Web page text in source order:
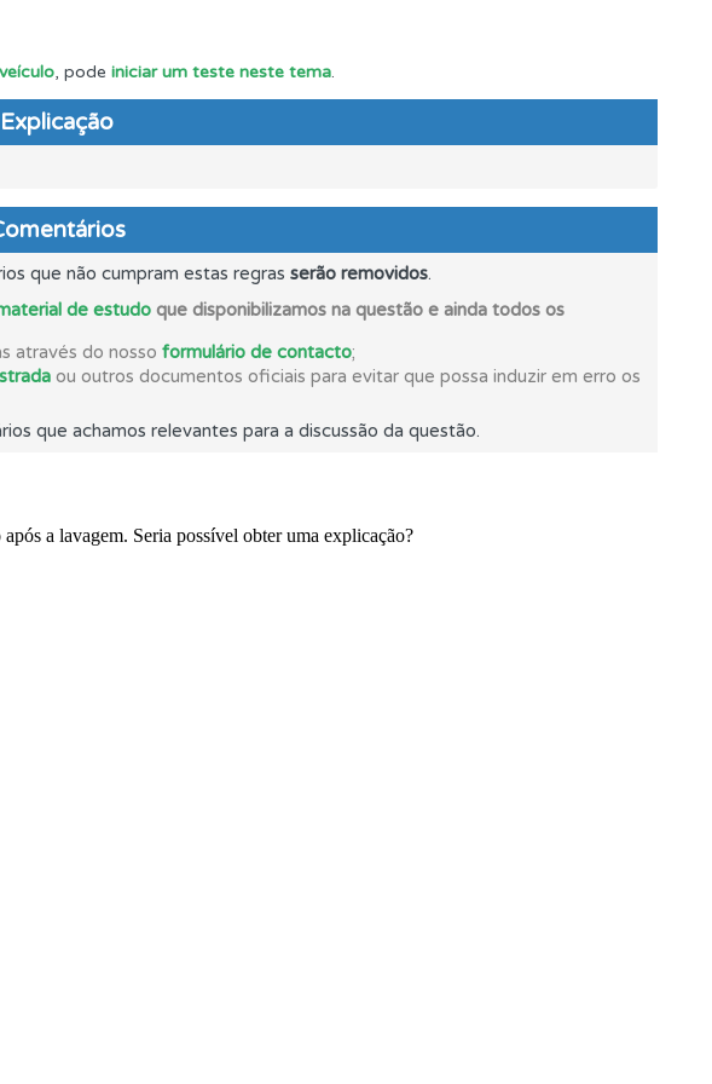
na plataforma.
para o exame.
do código.
, pode iniciar um teste neste tema.
Explicação
que não cumpram estas regras serão removidos.
de estudo que disponibilizamos na questão e ainda todos os
através do nosso formulário de contacto;
ou outros documentos oficiais para evitar que possa induzir em erro os
que achamos relevantes para a discussão da questão.